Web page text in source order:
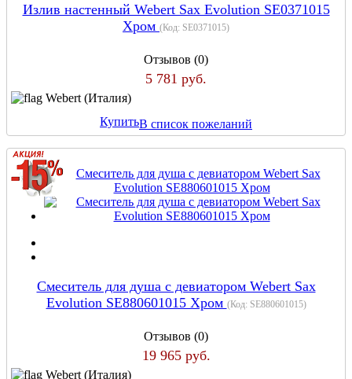
Излив настенный Webert Sax Evolution SE0371015
Хром (Код: SE0371015)
Отзывов (0)
5 781 руб.
Webert (Италия)
КупитьВ список пожеланий
Смеситель для душа с девиатором Webert Sax
Evolution SE880601015 Хром (Код: SE880601015)
Отзывов (0)
19 965 руб.
Webert (Италия)